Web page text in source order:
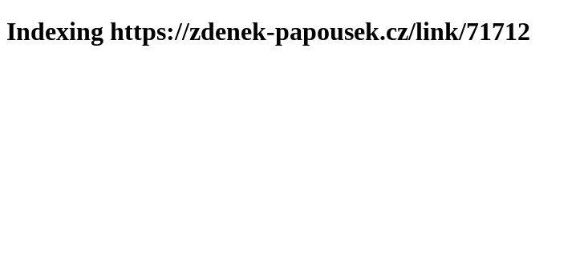
Indexing https://zdenek-papousek.cz/link/71712